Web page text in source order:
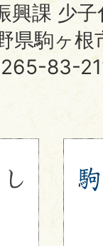
興課 少
県駒ヶ根
83-